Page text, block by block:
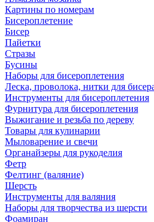
Картины по номерам
Бисероплетение
Бисер
Пайетки
Стразы
Бусины
Наборы для бисероплетения
Леска, проволока, нитки для
Инструменты для бисероплетения
Фурнитура для бисероплетения
Выжигание и резьба по дереву
Товары для кулинарии
Мыловарение и свечи
Органайзеры для рукоделия
Фетр
Фелтинг (валяние)
Шерсть
Инструменты для валяния
Наборы для творчества из шерсти
Фоамиран